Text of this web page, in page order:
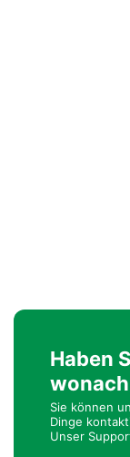
Haben
Sie können
Dinge
Unser